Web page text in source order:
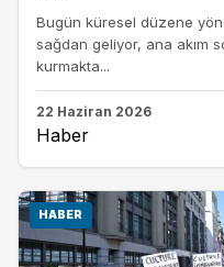
Bugün küresel düzene
sağdan geliyor, ana akım
kurmakta...
22 Haziran 2026
Haber
HABER